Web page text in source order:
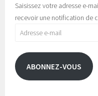
Saisissez votre adresse e-
recevoir une notification de
Adresse
mail
ABONNEZ-VOUS